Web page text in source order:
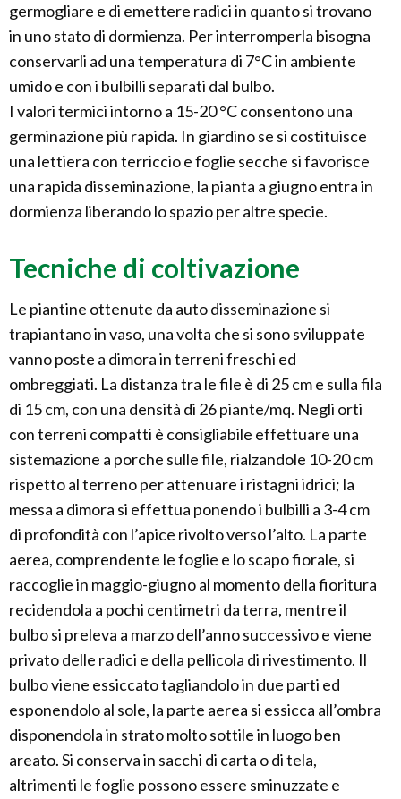
germogliare e di emettere radici in quanto si trovano
in uno stato di dormienza. Per interromperla bisogna
conservarli ad una temperatura di 7°C in ambiente
umido e con i bulbilli separati dal bulbo.
I valori termici intorno a 15-20 °C consentono una
germinazione più rapida. In giardino se si costituisce
una lettiera con terriccio e foglie secche si favorisce
una rapida disseminazione, la pianta a giugno entra in
dormienza liberando lo spazio per altre specie.
Tecniche di coltivazione
Le piantine ottenute da auto disseminazione si
trapiantano in vaso, una volta che si sono sviluppate
vanno poste a dimora in terreni freschi ed
ombreggiati. La distanza tra le file è di 25 cm e sulla fila
di 15 cm, con una densità di 26 piante/mq. Negli orti
con terreni compatti è consigliabile effettuare una
sistemazione a porche sulle file, rialzandole 10-20 cm
rispetto al terreno per attenuare i ristagni idrici; la
messa a dimora si effettua ponendo i bulbilli a 3-4 cm
di profondità con l’apice rivolto verso l’alto. La parte
aerea, comprendente le foglie e lo scapo fiorale, si
raccoglie in maggio-giugno al momento della fioritura
recidendola a pochi centimetri da terra, mentre il
bulbo si preleva a marzo dell’anno successivo e viene
privato delle radici e della pellicola di rivestimento. Il
bulbo viene essiccato tagliandolo in due parti ed
esponendolo al sole, la parte aerea si essicca all’ombra
disponendola in strato molto sottile in luogo ben
areato. Si conserva in sacchi di carta o di tela,
altrimenti le foglie possono essere sminuzzate e